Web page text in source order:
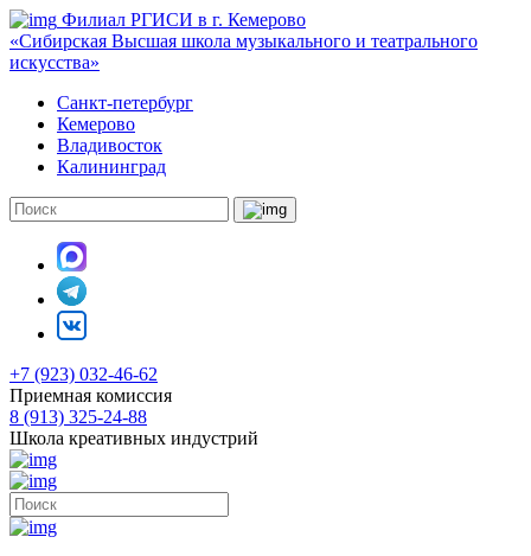
Филиал РГИСИ в г. Кемерово
«Сибирская Высшая школа музыкального и театрального
искусства»
Санкт-петербург
Кемерово
Владивосток
Калининград
+7 (923) 032-46-62
Приемная комиссия
8 (913) 325-24-88
Школа креативных индустрий